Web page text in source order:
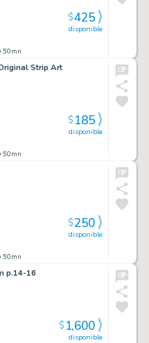
50mn
disponible
$425
Strip Art
50mn
disponible
$185
50mn
disponible
$250
p.14-16
disponible
$1,600